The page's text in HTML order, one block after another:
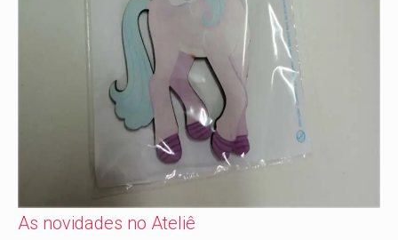
As novidades no Ateliê